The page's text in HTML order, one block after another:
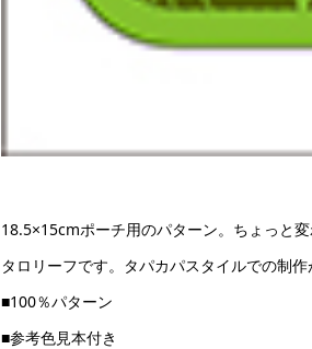
18.5×15cmポーチ用のパターン。ちょっと
タロリーフです。タパカパスタイルでの制作
■100％パターン
■参考色見本付き